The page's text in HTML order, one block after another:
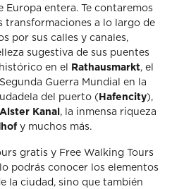
Europa entera. Te contaremos
transformaciones a lo largo de
por sus calles y canales,
sugestiva de sus puentes
en el
Rathausmarkt, el
Guerra Mundial en la
del puerto ( Hafencity),
Alster Kanal , la inmensa riqueza
y muchos más.
gratis y Free Walking Tours
podrás conocer los elementos
la ciudad, sino que también